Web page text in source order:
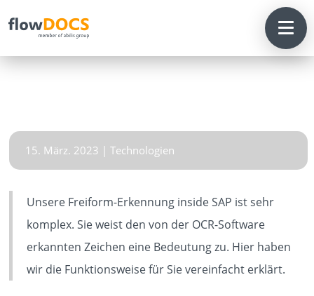
HOME
15. März. 2023 | Technologien
Unsere Freiform-Erkennung inside SAP ist sehr
komplex. Sie weist den von der OCR-Software
erkannten Zeichen eine Bedeutung zu. Hier haben
wir die Funktionsweise für Sie vereinfacht erklärt.